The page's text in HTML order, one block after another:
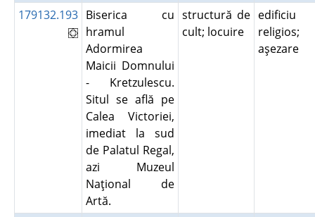
179132.193 Biserica cu
hramul
Adormirea
Maicii Domnului
- Kretzulescu.
Situl se află pe
Calea Victoriei,
imediat la sud
de Palatul Regal,
azi Muzeul
Naţional de
Artă.
structură de
cult; locuire
edificiu
religios;
aşezare